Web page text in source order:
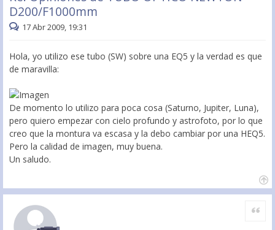
D200/F1000mm
17 Abr 2009, 19:31
Hola, yo utilizo ese tubo (SW) sobre una EQ5 y la verdad es que
de maravilla:
De momento lo utilizo para poca cosa (Saturno, Jupiter, Luna),
pero quiero empezar con cielo profundo y astrofoto, por lo que
creo que la montura va escasa y la debo cambiar por una HEQ5.
Pero la calidad de imagen, muy buena.
Un saludo.
Citar